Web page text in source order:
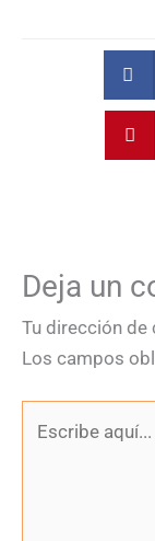
Deja un
Tu dirección de
Los campos